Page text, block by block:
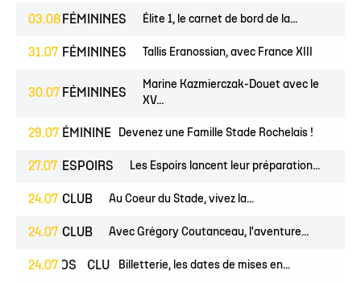
03.08 FÉMININES Élite 1, le carnet de bord de la...
31.07 FÉMININES Tallis Eranossian, avec France XIII
30.07 FÉMININES
Marine Kazmierczak-Douet avec le
XV...
29.07
FÉMININES CLUB
Devenez une Famille Stade Rochelais !
27.07 ESPOIRS Les Espoirs lancent leur préparation...
24.07 CLUB Au Coeur du Stade, vivez la...
24.07 CLUB Avec Grégory Coutanceau, l'aventure...
24.07
PROS CLUB Billetterie, les dates de mises en...